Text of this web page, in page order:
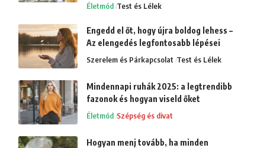
Életmód Test és Lélek
Engedd el őt, hogy újra boldog lehess –
Az elengedés legfontosabb lépései
Szerelem és Párkapcsolat Test és Lélek
Mindennapi ruhák 2025: a legtrendibb
fazonok és hogyan viseld őket
Életmód Szépség és divat
Hogyan menj tovább, ha minden